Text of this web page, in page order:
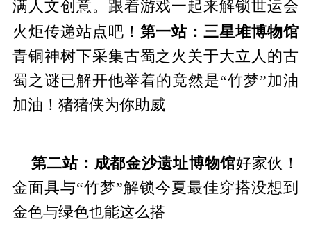
满人文创意。跟着游戏一起来解锁世运会
火炬传递站点吧！ 第一站：三星堆博物馆
青铜神树下采集古蜀之火关于大立人的古
蜀之谜已解开他举着的竟然是“竹梦”加油
加油！猪猪侠为你助威
第二站：成都金沙遗址博物馆好家伙！
金面具与“竹梦”解锁今夏最佳穿搭没想到
金色与绿色也能这么搭